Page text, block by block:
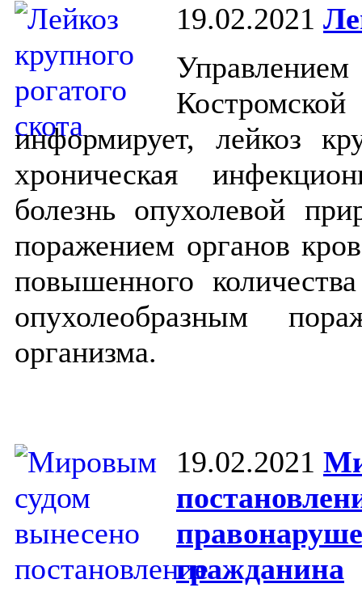
19.02.2021
информирует, лейкоз
хроническая
болезнь опухолевой
поражением органов
повышенного
опухолеобразным
организма.
19.02.2021
гражданина